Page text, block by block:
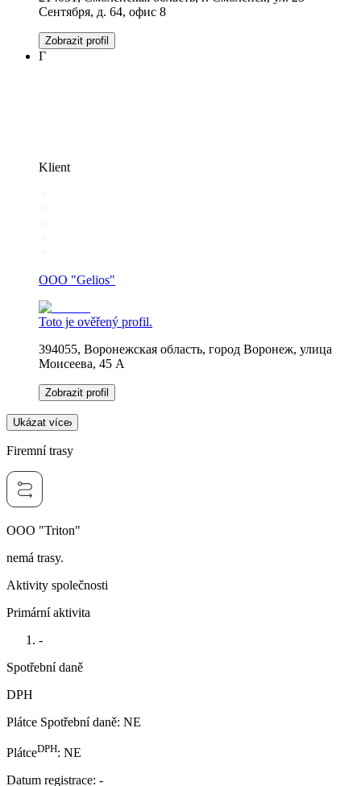
Сентября, д. 64, офис 8
Zobrazit profil
Г
Klient
OOO "Gelios"
Toto je ověřený profil.
394055, Воронежская область, город Воронеж, улица
Моисеева, 45 А
Zobrazit profil
Ukázat více
Firemní trasy
OOO "Triton"
nemá trasy.
Aktivity společnosti
Primární aktivita
-
Spotřební daně
DPH
Plátce Spotřební daně: NE
PlátceDPH: NE
Datum registrace: -